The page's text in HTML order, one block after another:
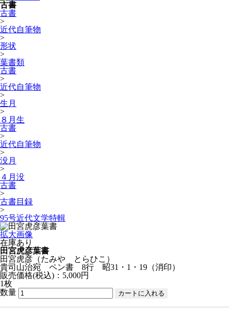
古書
古書
>
近代自筆物
>
形状
>
葉書類
古書
>
近代自筆物
>
生月
>
８月生
古書
>
近代自筆物
>
没月
>
４月没
古書
>
古書目録
>
95号近代文学特輯
拡大画像
在庫あり
田宮虎彦葉書
田宮虎彦 （たみや とらひこ）
貴司山治宛 ペン書 8行 昭31・1・19（消印）
販売価格(税込)：5,000円
1枚
数量